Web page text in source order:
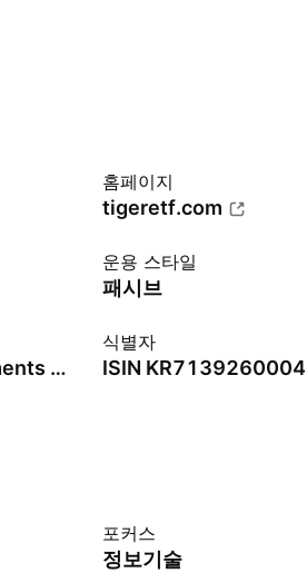
홈페이지
tigeretf.com
운용 스타일
패시브
Mirae Asset Global Investments Co., Ltd.
식별자
ISIN KR7139260004
포커스
정보기술